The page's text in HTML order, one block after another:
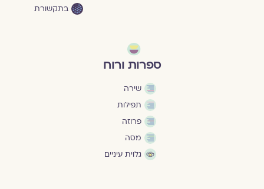
בתקשורת
ספרות ורוח
שירה
תפילות
פרוזה
מסה
גלוית עיניים